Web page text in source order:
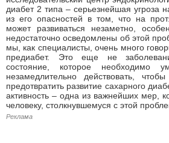
диабет 2 типа – серьезнейшая угроза
из его опасностей в том, что на
может развиваться незаметно,
недостаточно осведомлены об этой
мы, как специалисты, очень много
предиабет. Это еще не
состояние, которое необходимо
незамедлительно действовать,
предотвратить развитие сахарного
активность – одна из важнейших мер,
человеку, столкнувшемуся с этой
Реклама